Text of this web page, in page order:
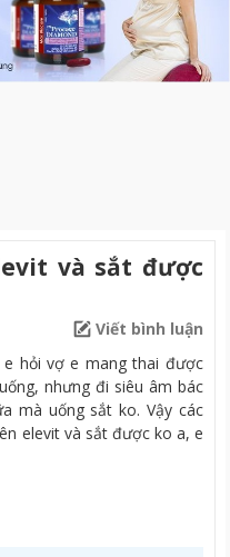
và sắt được
Viết bình luận
e hỏi vợ e mang thai được
nhưng đi siêu âm bác
mà uống sắt ko. Vậy các
elevit và sắt được ko a, e